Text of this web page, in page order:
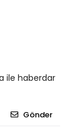
ile haberdar
Gönder